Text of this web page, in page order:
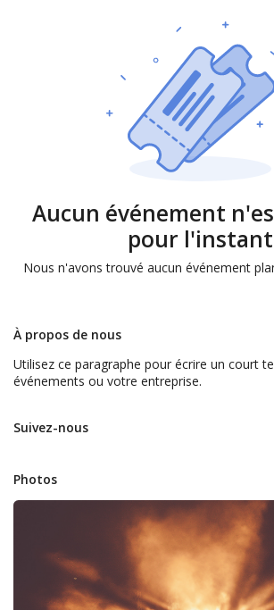
Aucun événement
pour l'instant
Nous n'avons trouvé aucun événement
À propos de nous
Utilisez ce paragraphe pour écrire un court
événements ou votre entreprise.
Suivez-nous
Photos